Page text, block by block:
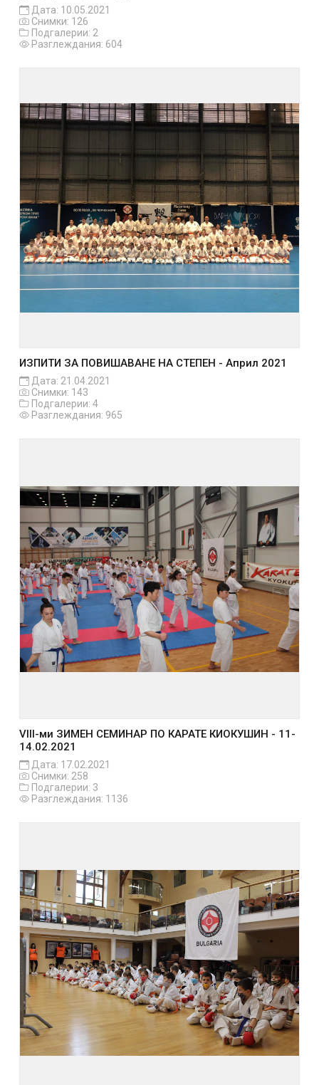
Дата: 10.05.2021
Снимки: 126
Подгалерии: 2
Разглеждания: 604
ИЗПИТИ ЗА ПОВИШАВАНЕ НА СТЕПЕН - Април 2021
Дата: 21.04.2021
Снимки: 143
Подгалерии: 4
Разглеждания: 965
VIII-ми ЗИМЕН СЕМИНАР ПО КАРАТЕ КИОКУШИН - 11-
14.02.2021
Дата: 17.02.2021
Снимки: 258
Подгалерии: 3
Разглеждания: 1136